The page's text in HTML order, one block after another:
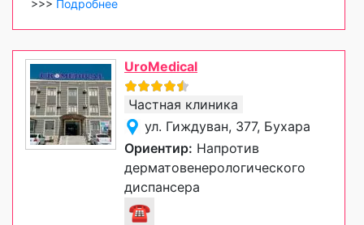
>>> Подробнее
UroMedical
Частная клиника
ул. Гиждуван, 377, Бухара
Ориентир: Напротив
дерматовенерологического
диспансера
☎